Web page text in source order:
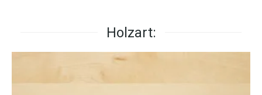
Holzart: